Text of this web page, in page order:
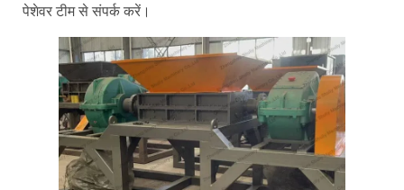
पेशेवर टीम से संपर्क करें।